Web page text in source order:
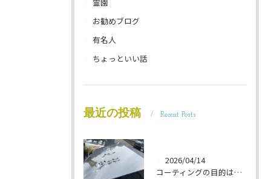
お勧めブログ
有名人
ちょっといい話
最近の投稿 Recent Posts
2026/04/14
コーティングの目的は 墓石を保護することです 岐阜のお墓掃除屋「磨き専隊」です